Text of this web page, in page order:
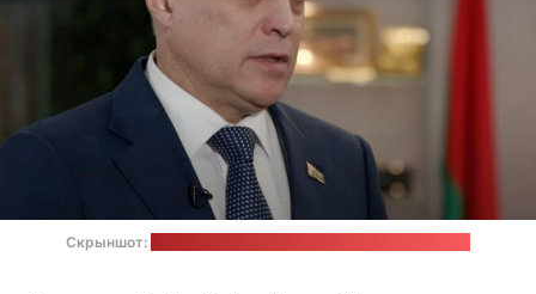
Скрыншот: